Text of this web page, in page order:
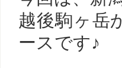
越後駒ヶ岳
ースです♪